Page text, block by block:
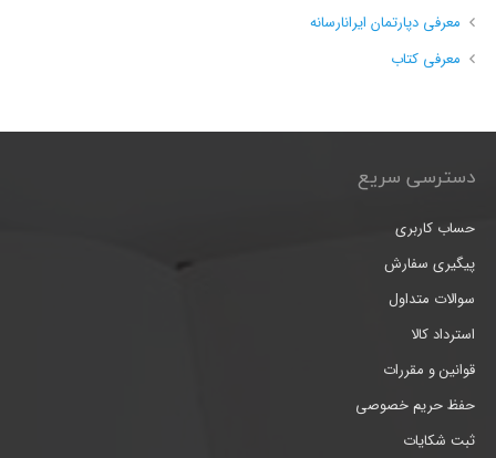
معرفی دپارتمان ایرانارسانه
معرفی کتاب
دسترسی سریع
حساب کاربری
پیگیری سفارش
سوالات متداول
استرداد کالا
قوانین و مقررات
حفظ حریم خصوصی
ثبت شکایات